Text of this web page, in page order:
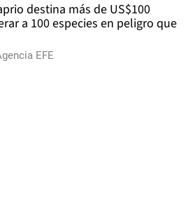
destina más de US$100
a 100 especies en peligro que
EFE